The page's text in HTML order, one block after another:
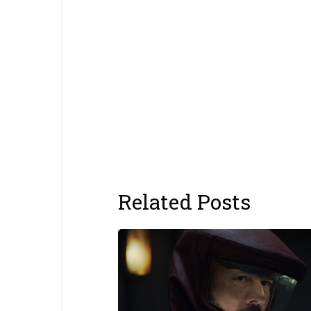
Related Posts